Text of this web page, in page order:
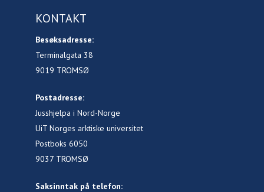
KONTAKT
Besøksadresse:
Terminalgata 38
9019 TROMSØ
Postadresse:
Jusshjelpa i Nord-Norge
UiT Norges arktiske universitet
Postboks 6050
9037 TROMSØ
Saksinntak på telefon: